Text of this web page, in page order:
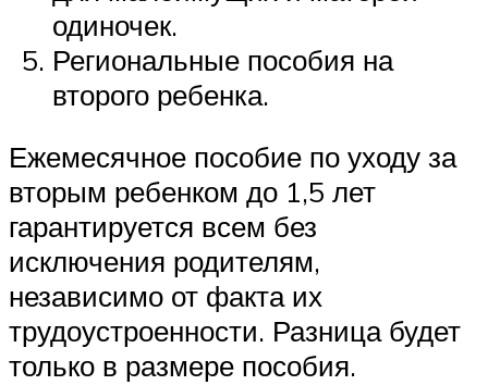
одиночек.
Региональные пособия на
второго ребенка.
Ежемесячное пособие по уходу за
вторым ребенком до 1,5 лет
гарантируется всем без
исключения родителям,
независимо от факта их
трудоустроенности. Разница будет
только в размере пособия.